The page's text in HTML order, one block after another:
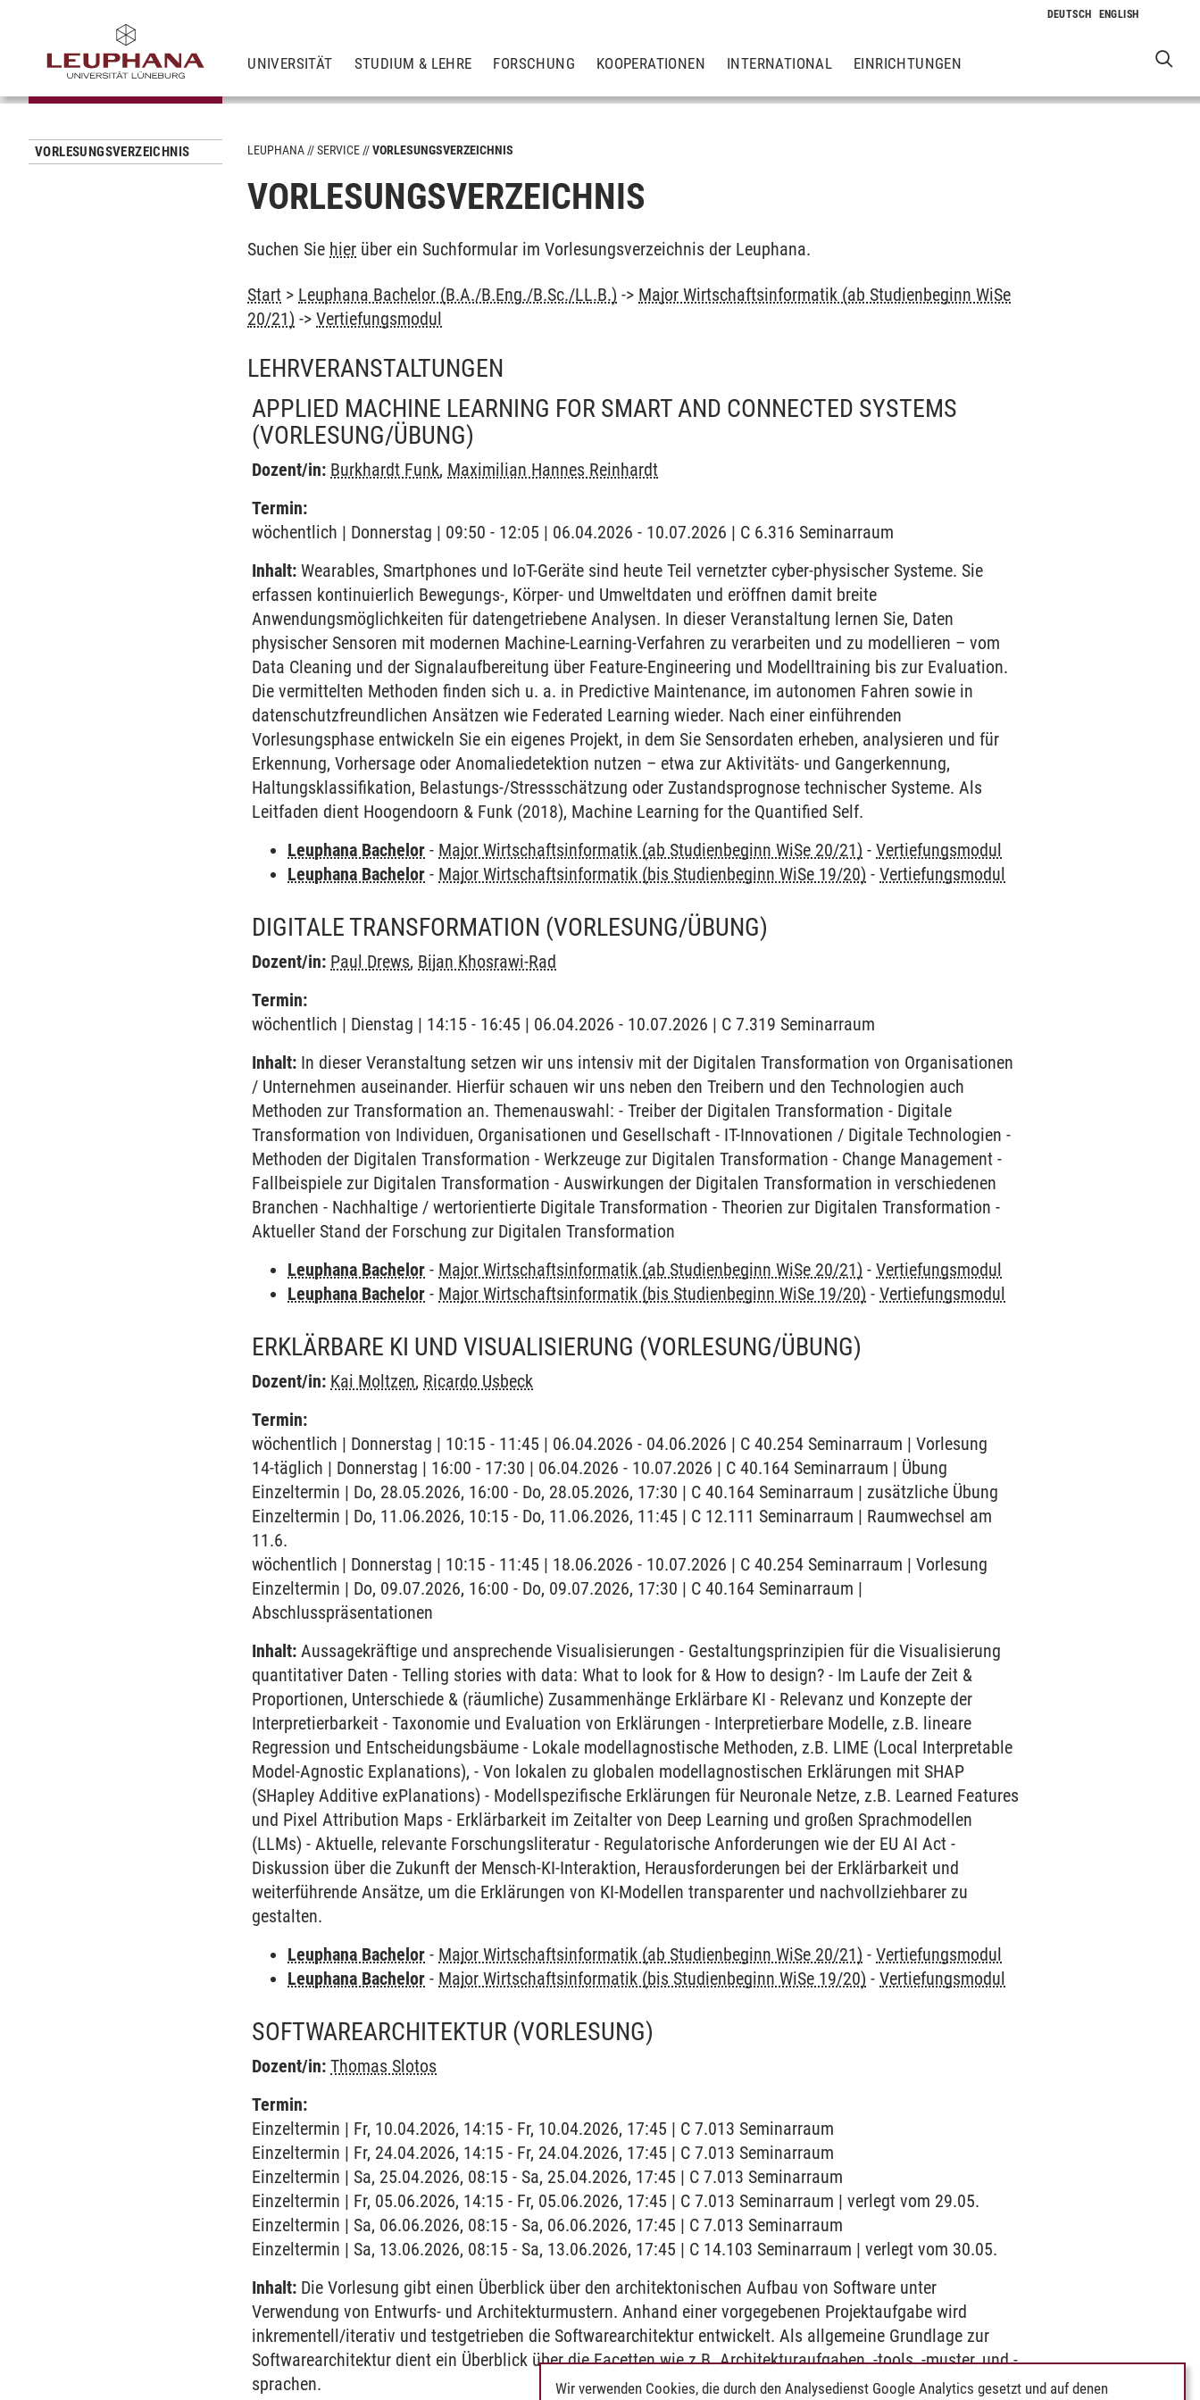
UNIVERSITÄT STUDIUM & LEHRE FORSCHUNG KOOPERATIONEN INTERNATIONAL EINRICHTUNGEN
VORLESUNGSVERZEICHNIS LEUPHANA SERVICE VORLESUNGSVERZEICHNIS
VORLESUNGSVERZEICHNIS
Suchen Sie hier über ein Suchformular im Vorlesungsverzeichnis der Leuphana.
Start > Leuphana Bachelor (B.A./B.Eng./B.Sc./LL.B.) -> Major Wirtschaftsinformatik (ab Studienbeginn WiSe
20/21) ->Vertiefungsmodul
LEHRVERANSTALTUNGEN
APPLIED MACHINE LEARNING FOR SMART AND CONNECTED SYSTEMS
(VORLESUNG/ÜBUNG)
Dozent/in: Burkhardt Funk, Maximilian Hannes Reinhardt
Termin:
wöchentlich | Donnerstag | 09:50 - 12:05 | 06.04.2026 - 10.07.2026 | C 6.316 Seminarraum
Inhalt: Wearables, Smartphones und IoT-Geräte sind heute Teil vernetzter cyber-physischer Systeme. Sie
erfassen kontinuierlich Bewegungs-, Körper- und Umweltdaten und eröffnen damit breite
Anwendungsmöglichkeiten für datengetriebene Analysen. In dieser Veranstaltung lernen Sie, Daten
physischer Sensoren mit modernen Machine-Learning-Verfahren zu verarbeiten und zu modellieren – vom
Data Cleaning und der Signalaufbereitung über Feature-Engineering und Modelltraining bis zur Evaluation.
Die vermittelten Methoden finden sich u. a. in Predictive Maintenance, im autonomen Fahren sowie in
datenschutzfreundlichen Ansätzen wie Federated Learning wieder. Nach einer einführenden
Vorlesungsphase entwickeln Sie ein eigenes Projekt, in dem Sie Sensordaten erheben, analysieren und für
Erkennung, Vorhersage oder Anomaliedetektion nutzen – etwa zur Aktivitäts- und Gangerkennung,
Haltungsklassifikation, Belastungs-/Stressschätzung oder Zustandsprognose technischer Systeme. Als
Leitfaden dient Hoogendoorn & Funk (2018), Machine Learning for the Quantified Self.
Leuphana Bachelor - Major Wirtschaftsinformatik (ab Studienbeginn WiSe 20/21) -Vertiefungsmodul
Leuphana Bachelor - Major Wirtschaftsinformatik (bis Studienbeginn WiSe 19/20) -Vertiefungsmodul
DIGITALE TRANSFORMATION (VORLESUNG/ÜBUNG)
Dozent/in: Paul Drews, Bijan Khosrawi-Rad
Termin:
wöchentlich | Dienstag | 14:15 - 16:45 | 06.04.2026 - 10.07.2026 | C 7.319 Seminarraum
Inhalt: In dieser Veranstaltung setzen wir uns intensiv mit der Digitalen Transformation von Organisationen
/ Unternehmen auseinander. Hierfür schauen wir uns neben den Treibern und den Technologien auch
Methoden zur Transformation an. Themenauswahl: - Treiber der Digitalen Transformation - Digitale
Transformation von Individuen, Organisationen und Gesellschaft - IT-Innovationen / Digitale Technologien -
Methoden der Digitalen Transformation - Werkzeuge zur Digitalen Transformation - Change Management -
Fallbeispiele zur Digitalen Transformation - Auswirkungen der Digitalen Transformation in verschiedenen
Branchen - Nachhaltige / wertorientierte Digitale Transformation - Theorien zur Digitalen Transformation -
Aktueller Stand der Forschung zur Digitalen Transformation
Leuphana Bachelor - Major Wirtschaftsinformatik (ab Studienbeginn WiSe 20/21) -Vertiefungsmodul
Leuphana Bachelor - Major Wirtschaftsinformatik (bis Studienbeginn WiSe 19/20) -Vertiefungsmodul
ERKLÄRBARE KI UND VISUALISIERUNG (VORLESUNG/ÜBUNG)
Dozent/in: Kai Moltzen, Ricardo Usbeck
Termin:
wöchentlich | Donnerstag | 10:15 - 11:45 | 06.04.2026 - 04.06.2026 | C 40.254 Seminarraum | Vorlesung
14-täglich | Donnerstag | 16:00 - 17:30 | 06.04.2026 - 10.07.2026 | C 40.164 Seminarraum | Übung
Einzeltermin | Do, 28.05.2026, 16:00 - Do, 28.05.2026, 17:30 | C 40.164 Seminarraum | zusätzliche Übung
Einzeltermin | Do, 11.06.2026, 10:15 - Do, 11.06.2026, 11:45 | C 12.111 Seminarraum | Raumwechsel am
11.6.
wöchentlich | Donnerstag | 10:15 - 11:45 | 18.06.2026 - 10.07.2026 | C 40.254 Seminarraum | Vorlesung
Einzeltermin | Do, 09.07.2026, 16:00 - Do, 09.07.2026, 17:30 | C 40.164 Seminarraum |
Abschlusspräsentationen
Inhalt: Aussagekräftige und ansprechende Visualisierungen - Gestaltungsprinzipien für die Visualisierung
quantitativer Daten - Telling stories with data: What to look for & How to design? - Im Laufe der Zeit &
Proportionen, Unterschiede & (räumliche) Zusammenhänge Erklärbare KI - Relevanz und Konzepte der
Interpretierbarkeit - Taxonomie und Evaluation von Erklärungen - Interpretierbare Modelle, z.B. lineare
Regression und Entscheidungsbäume - Lokale modellagnostische Methoden, z.B. LIME (Local Interpretable
Model-Agnostic Explanations), - Von lokalen zu globalen modellagnostischen Erklärungen mit SHAP
(SHapley Additive exPlanations) - Modellspezifische Erklärungen für Neuronale Netze, z.B. Learned Features
und Pixel Attribution Maps - Erklärbarkeit im Zeitalter von Deep Learning und großen Sprachmodellen
(LLMs) - Aktuelle, relevante Forschungsliteratur - Regulatorische Anforderungen wie der EU AI Act -
Diskussion über die Zukunft der Mensch-KI-Interaktion, Herausforderungen bei der Erklärbarkeit und
weiterführende Ansätze, um die Erklärungen von KI-Modellen transparenter und nachvollziehbarer zu
gestalten.
Leuphana Bachelor - Major Wirtschaftsinformatik (ab Studienbeginn WiSe 20/21) -Vertiefungsmodul
Leuphana Bachelor - Major Wirtschaftsinformatik (bis Studienbeginn WiSe 19/20) -Vertiefungsmodul
SOFTWAREARCHITEKTUR (VORLESUNG)
Dozent/in: Thomas Slotos
Termin:
Einzeltermin | Fr, 10.04.2026, 14:15 - Fr, 10.04.2026, 17:45 | C 7.013 Seminarraum
Einzeltermin | Fr, 24.04.2026, 14:15 - Fr, 24.04.2026, 17:45 | C 7.013 Seminarraum
Einzeltermin | Sa, 25.04.2026, 08:15 - Sa, 25.04.2026, 17:45 | C 7.013 Seminarraum
Einzeltermin | Fr, 05.06.2026, 14:15 - Fr, 05.06.2026, 17:45 | C 7.013 Seminarraum | verlegt vom 29.05.
Einzeltermin | Sa, 06.06.2026, 08:15 - Sa, 06.06.2026, 17:45 | C 7.013 Seminarraum
Einzeltermin | Sa, 13.06.2026, 08:15 - Sa, 13.06.2026, 17:45 | C 14.103 Seminarraum | verlegt vom 30.05.
Inhalt: Die Vorlesung gibt einen Überblick über den architektonischen Aufbau von Software unter
Verwendung von Entwurfs- und Architekturmustern. Anhand einer vorgegebenen Projektaufgabe wird
inkrementell/iterativ und testgetrieben die Softwarearchitektur entwickelt. Als allgemeine Grundlage zur
Softwarearchitektur dient ein Überblick über die Facetten wie z.B. Architekturaufgaben, -tools, -muster, und -
sprachen.
Wir verwenden Cookies, die durch den Analysedienst Google Analytics gesetzt und auf denen